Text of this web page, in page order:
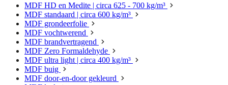
MDF HD en Medite | circa 625 - 700 kg/m³
MDF standaard | circa 600 kg/m³
MDF grondeerfolie
MDF vochtwerend
MDF brandvertragend
MDF Zero Formaldehyde
MDF ultra light | circa 400 kg/m³
MDF buig
MDF door-en-door gekleurd